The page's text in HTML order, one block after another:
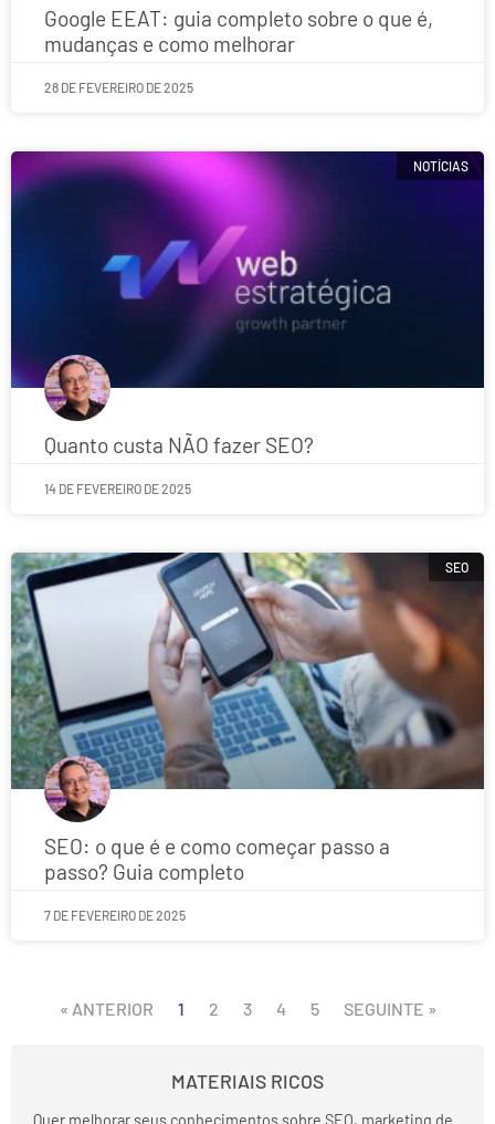
Google EEAT: guia completo sobre o que é,
mudanças e como melhorar
28 DE FEVEREIRO DE 2025
NOTÍCIAS
Quanto custa NÃO fazer SEO?
14 DE FEVEREIRO DE 2025
SEO
SEO: o que é e como começar passo a
passo? Guia completo
7 DE FEVEREIRO DE 2025
« ANTERIOR 1 2 3 4 5 SEGUINTE »
MATERIAIS RICOS